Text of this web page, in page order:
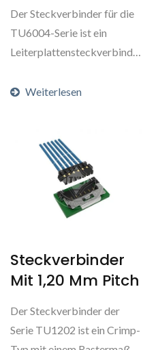
Der Steckverbinder für die
TU6004-Serie ist ein
Leiterplattensteckverbinder
Weiterlesen
Steckverbinder
Mit 1,20 Mm Pitch
Der Steckverbinder der
Serie TU1202 ist ein Crimp-